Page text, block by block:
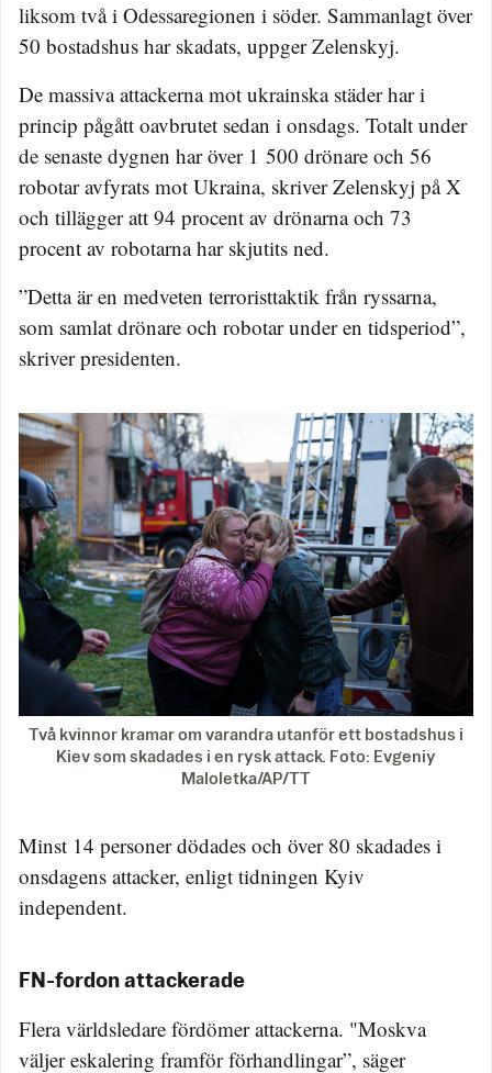
liksom två i Odessaregionen i söder. Sammanlagt över
50 bostadshus har skadats, uppger Zelenskyj.
De massiva attackerna mot ukrainska städer har i
princip pågått oavbrutet sedan i onsdags. Totalt under
de senaste dygnen har över 1 500 drönare och 56
robotar avfyrats mot Ukraina, skriver Zelenskyj på X
och tillägger att 94 procent av drönarna och 73
procent av robotarna har skjutits ned.
”Detta är en medveten terroristtaktik från ryssarna,
som samlat drönare och robotar under en tidsperiod”,
skriver presidenten.
Två kvinnor kramar om varandra utanför ett bostadshus i
Kiev som skadades i en rysk attack. Foto: Evgeniy
Maloletka/AP/TT
Minst 14 personer dödades och över 80 skadades i
onsdagens attacker, enligt tidningen Kyiv
independent.
FN-fordon attackerade
Flera världsledare fördömer attackerna. "Moskva
väljer eskalering framför förhandlingar”, säger